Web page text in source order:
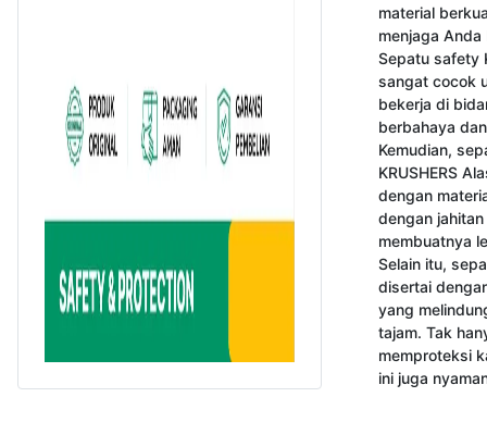
material
menjaga
Sepatu safety
sangat cocok
bekerja di
berbahaya
Kemudian,
KRUSHERS
dengan
dengan
membuatnya
Selain itu,
disertai
yang
tajam. Tak
memproteksi
ini juga